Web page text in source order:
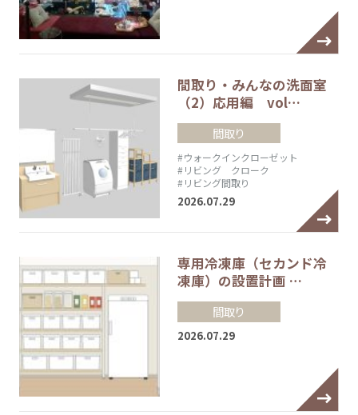
間取り・みんなの洗面室
（2）応用編 vol…
間取り
#ウォークインクローゼット
#リビング クローク
#リビング間取り
2026.07.29
専用冷凍庫（セカンド冷
凍庫）の設置計画 …
間取り
2026.07.29